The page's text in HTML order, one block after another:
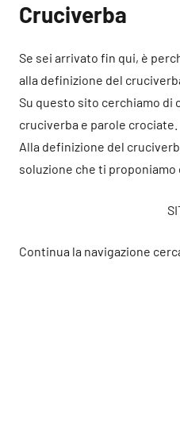
Cruciverba
Se sei arrivato fin qui, è
alla definizione del
Su questo sito cerchiamo
cruciverba e parole crociate.
Alla definizione del
soluzione che ti proponiamo
Continua la navigazione